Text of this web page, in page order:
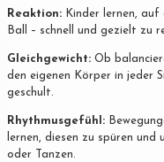
Reaktion: Kinder lernen, auf
Ball – schnell und gezielt zu
Gleichgewicht: Ob
den eigenen Körper in jeder
geschult.
Rhythmusgefühl:
lernen, diesen zu spüren und
oder Tanzen.